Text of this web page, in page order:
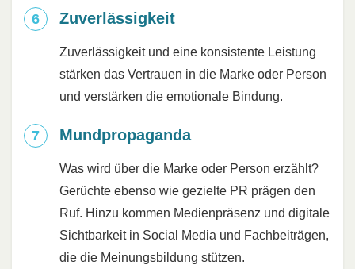
Zuverlässigkeit
Zuverlässigkeit und eine konsistente Leistung
stärken das Vertrauen in die Marke oder Person
und verstärken die emotionale Bindung.
Mundpropaganda
Was wird über die Marke oder Person erzählt?
Gerüchte ebenso wie gezielte PR prägen den
Ruf. Hinzu kommen Medienpräsenz und digitale
Sichtbarkeit in Social Media und Fachbeiträgen,
die die Meinungsbildung stützen.